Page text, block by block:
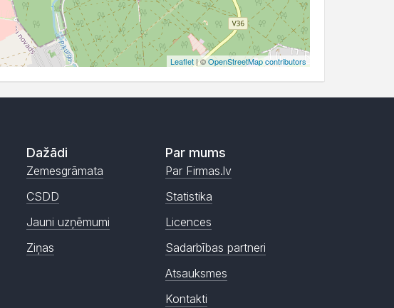
Leaflet | ©OpenStreetMap contributors
Dažādi
Zemesgrāmata
CSDD
Jauni uzņēmumi
Ziņas
Par mums
Par Firmas.lv
Statistika
Licences
Sadarbības partneri
Atsauksmes
Kontakti